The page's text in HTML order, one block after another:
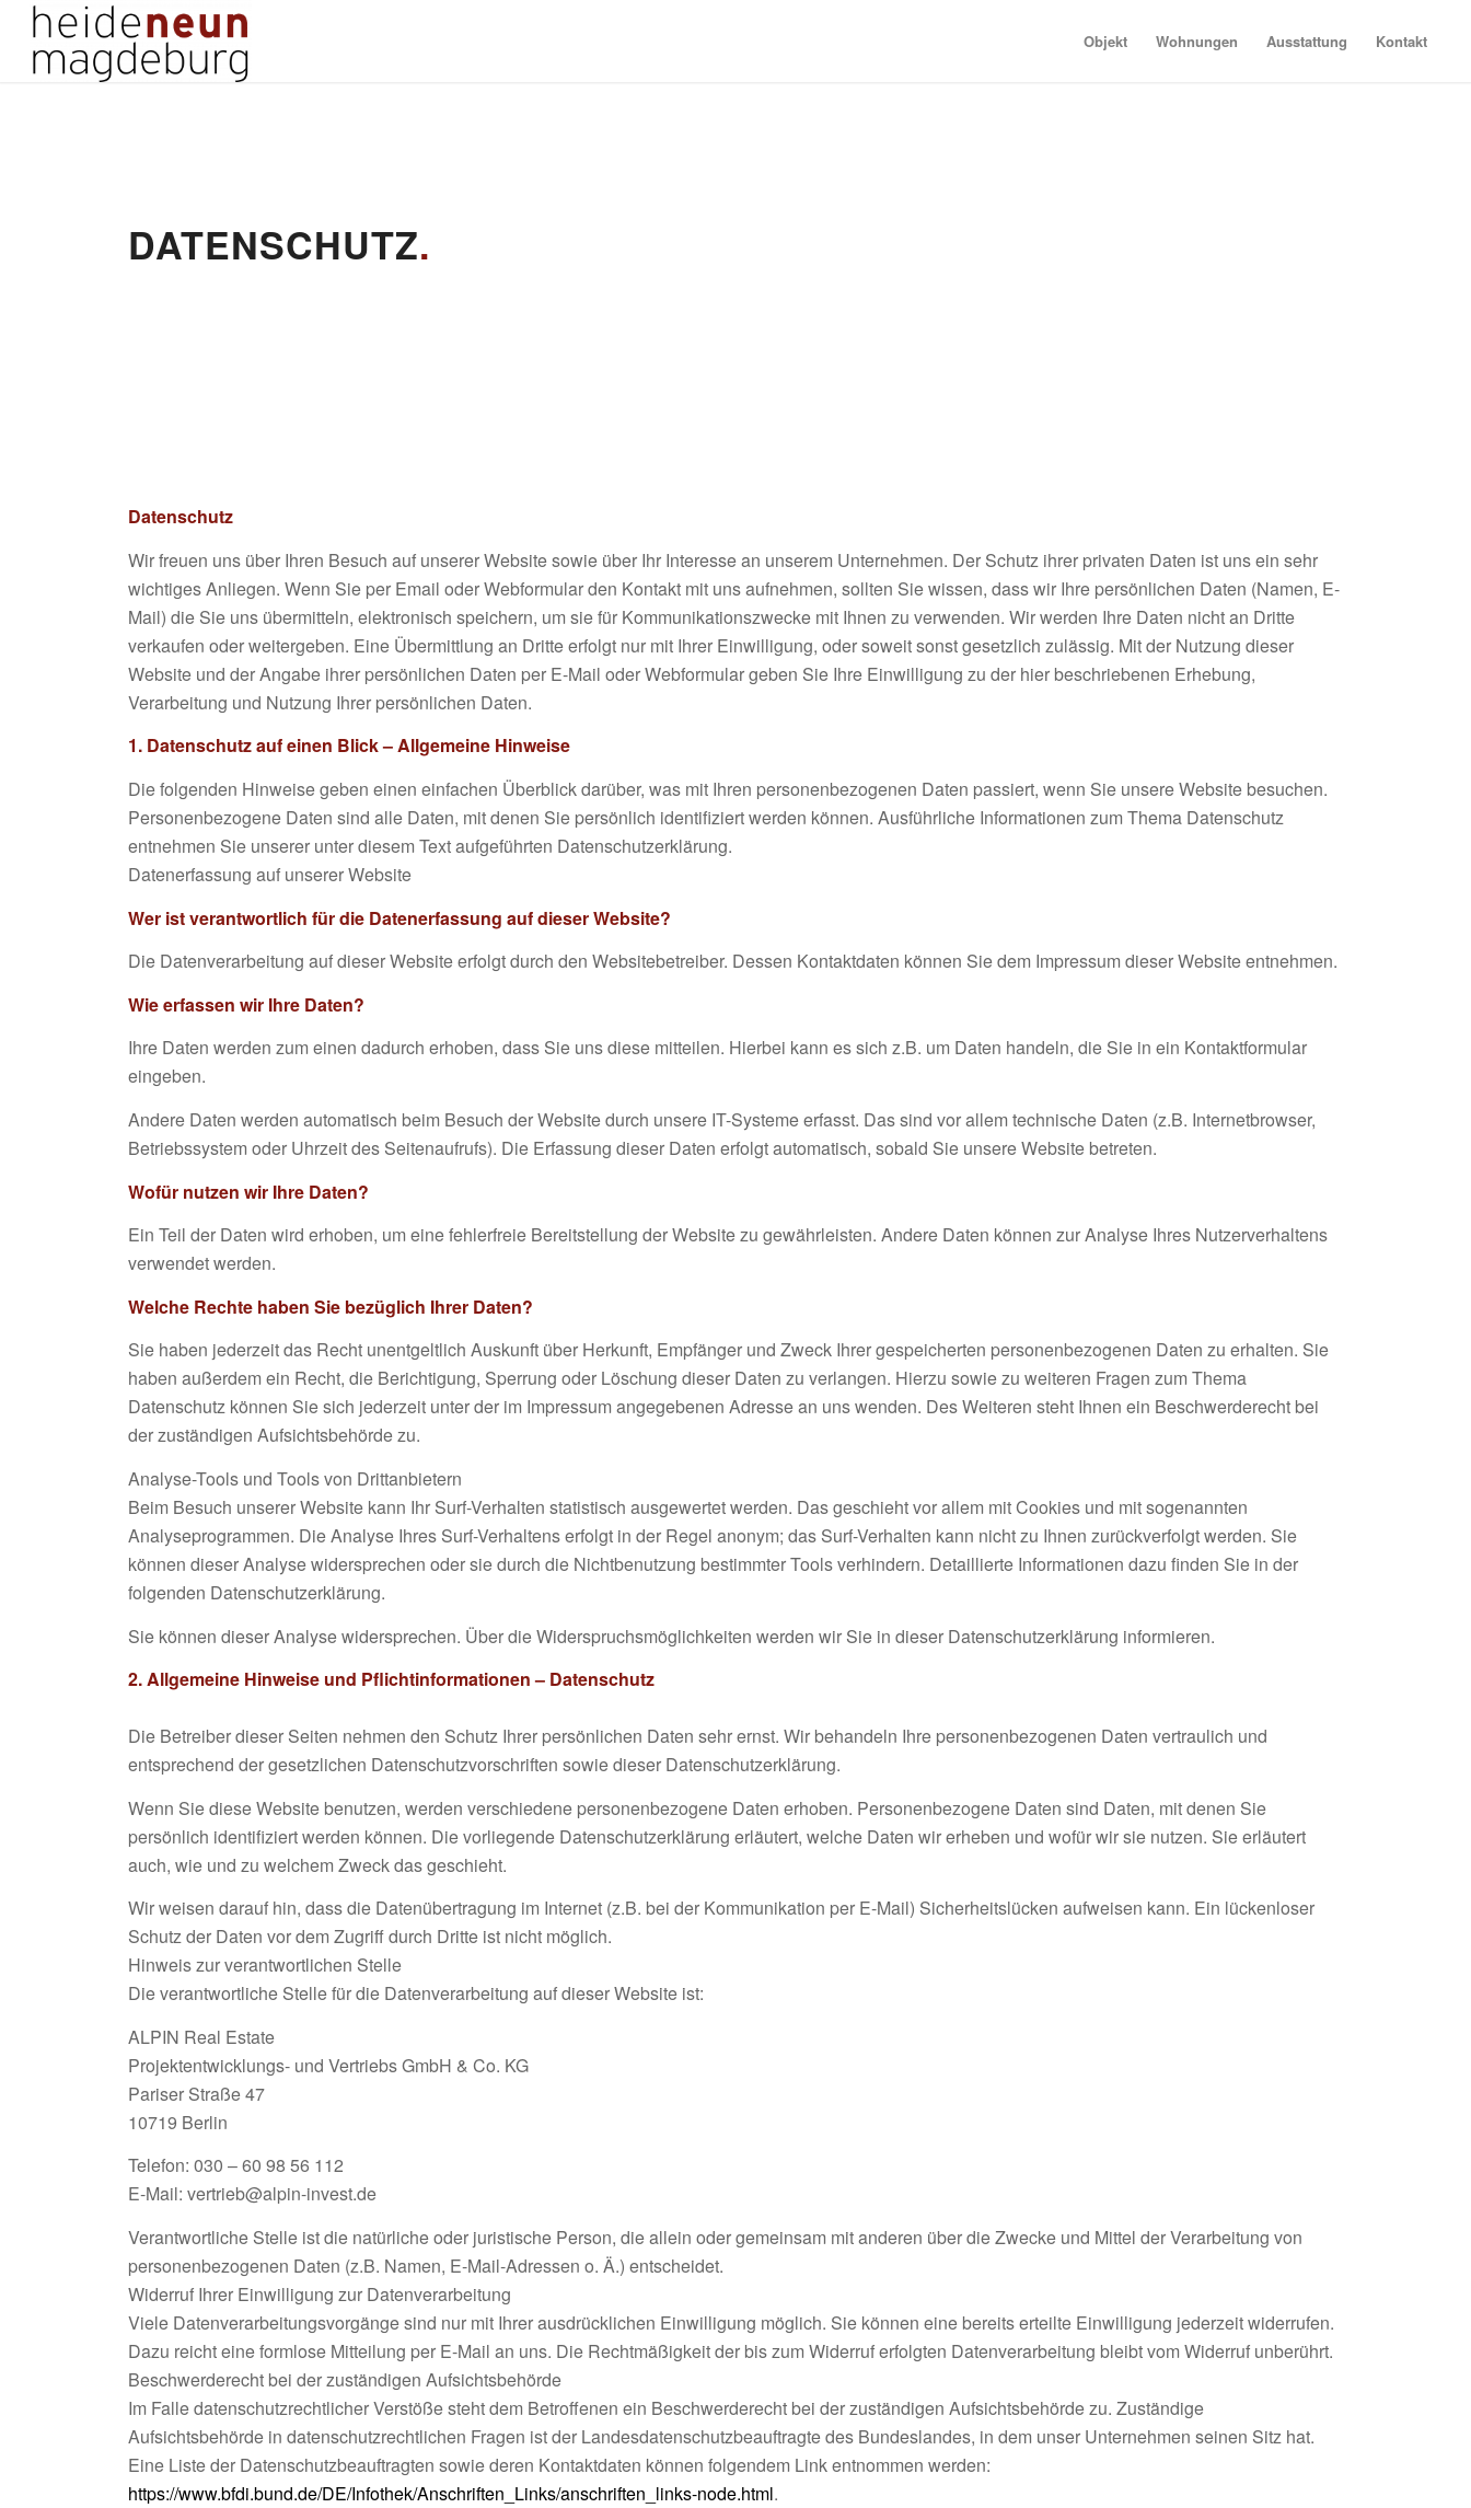
Objekt Wohnungen Ausstattung Kontakt
DATENSCHUTZ.
Datenschutz
Wir freuen uns über Ihren Besuch auf unserer Website sowie über Ihr Interesse an unserem Unternehmen. Der Schutz ihrer privaten Daten ist uns ein sehr
wichtiges Anliegen. Wenn Sie per Email oder Webformular den Kontakt mit uns aufnehmen, sollten Sie wissen, dass wir Ihre persönlichen Daten (Namen, E-
Mail) die Sie uns übermitteln, elektronisch speichern, um sie für Kommunikationszwecke mit Ihnen zu verwenden. Wir werden Ihre Daten nicht an Dritte
verkaufen oder weitergeben. Eine Übermittlung an Dritte erfolgt nur mit Ihrer Einwilligung, oder soweit sonst gesetzlich zulässig. Mit der Nutzung dieser
Website und der Angabe ihrer persönlichen Daten per E-Mail oder Webformular geben Sie Ihre Einwilligung zu der hier beschriebenen Erhebung,
Verarbeitung und Nutzung Ihrer persönlichen Daten.
1. Datenschutz auf einen Blick – Allgemeine Hinweise
Die folgenden Hinweise geben einen einfachen Überblick darüber, was mit Ihren personenbezogenen Daten passiert, wenn Sie unsere Website besuchen.
Personenbezogene Daten sind alle Daten, mit denen Sie persönlich identifiziert werden können. Ausführliche Informationen zum Thema Datenschutz
entnehmen Sie unserer unter diesem Text aufgeführten Datenschutzerklärung.
Datenerfassung auf unserer Website
Wer ist verantwortlich für die Datenerfassung auf dieser Website?
Die Datenverarbeitung auf dieser Website erfolgt durch den Websitebetreiber. Dessen Kontaktdaten können Sie dem Impressum dieser Website entnehmen.
Wie erfassen wir Ihre Daten?
Ihre Daten werden zum einen dadurch erhoben, dass Sie uns diese mitteilen. Hierbei kann es sich z.B. um Daten handeln, die Sie in ein Kontaktformular
eingeben.
Andere Daten werden automatisch beim Besuch der Website durch unsere IT-Systeme erfasst. Das sind vor allem technische Daten (z.B. Internetbrowser,
Betriebssystem oder Uhrzeit des Seitenaufrufs). Die Erfassung dieser Daten erfolgt automatisch, sobald Sie unsere Website betreten.
Wofür nutzen wir Ihre Daten?
Ein Teil der Daten wird erhoben, um eine fehlerfreie Bereitstellung der Website zu gewährleisten. Andere Daten können zur Analyse Ihres Nutzerverhaltens
verwendet werden.
Welche Rechte haben Sie bezüglich Ihrer Daten?
Sie haben jederzeit das Recht unentgeltlich Auskunft über Herkunft, Empfänger und Zweck Ihrer gespeicherten personenbezogenen Daten zu erhalten. Sie
haben außerdem ein Recht, die Berichtigung, Sperrung oder Löschung dieser Daten zu verlangen. Hierzu sowie zu weiteren Fragen zum Thema
Datenschutz können Sie sich jederzeit unter der im Impressum angegebenen Adresse an uns wenden. Des Weiteren steht Ihnen ein Beschwerderecht bei
der zuständigen Aufsichtsbehörde zu.
Analyse-Tools und Tools von Drittanbietern
Beim Besuch unserer Website kann Ihr Surf-Verhalten statistisch ausgewertet werden. Das geschieht vor allem mit Cookies und mit sogenannten
Analyseprogrammen. Die Analyse Ihres Surf-Verhaltens erfolgt in der Regel anonym; das Surf-Verhalten kann nicht zu Ihnen zurückverfolgt werden. Sie
können dieser Analyse widersprechen oder sie durch die Nichtbenutzung bestimmter Tools verhindern. Detaillierte Informationen dazu finden Sie in der
folgenden Datenschutzerklärung.
Sie können dieser Analyse widersprechen. Über die Widerspruchsmöglichkeiten werden wir Sie in dieser Datenschutzerklärung informieren.
2. Allgemeine Hinweise und Pflichtinformationen – Datenschutz
Die Betreiber dieser Seiten nehmen den Schutz Ihrer persönlichen Daten sehr ernst. Wir behandeln Ihre personenbezogenen Daten vertraulich und
entsprechend der gesetzlichen Datenschutzvorschriften sowie dieser Datenschutzerklärung.
Wenn Sie diese Website benutzen, werden verschiedene personenbezogene Daten erhoben. Personenbezogene Daten sind Daten, mit denen Sie
persönlich identifiziert werden können. Die vorliegende Datenschutzerklärung erläutert, welche Daten wir erheben und wofür wir sie nutzen. Sie erläutert
auch, wie und zu welchem Zweck das geschieht.
Wir weisen darauf hin, dass die Datenübertragung im Internet (z.B. bei der Kommunikation per E-Mail) Sicherheitslücken aufweisen kann. Ein lückenloser
Schutz der Daten vor dem Zugriff durch Dritte ist nicht möglich.
Hinweis zur verantwortlichen Stelle
Die verantwortliche Stelle für die Datenverarbeitung auf dieser Website ist:
ALPIN Real Estate
Projektentwicklungs- und Vertriebs GmbH & Co. KG
Pariser Straße 47
10719 Berlin
Telefon: 030 – 60 98 56 112
E-Mail: vertrieb@alpin-invest.de
Verantwortliche Stelle ist die natürliche oder juristische Person, die allein oder gemeinsam mit anderen über die Zwecke und Mittel der Verarbeitung von
personenbezogenen Daten (z.B. Namen, E-Mail-Adressen o. Ä.) entscheidet.
Widerruf Ihrer Einwilligung zur Datenverarbeitung
Viele Datenverarbeitungsvorgänge sind nur mit Ihrer ausdrücklichen Einwilligung möglich. Sie können eine bereits erteilte Einwilligung jederzeit widerrufen.
Dazu reicht eine formlose Mitteilung per E-Mail an uns. Die Rechtmäßigkeit der bis zum Widerruf erfolgten Datenverarbeitung bleibt vom Widerruf unberührt.
Beschwerderecht bei der zuständigen Aufsichtsbehörde
Im Falle datenschutzrechtlicher Verstöße steht dem Betroffenen ein Beschwerderecht bei der zuständigen Aufsichtsbehörde zu. Zuständige
Aufsichtsbehörde in datenschutzrechtlichen Fragen ist der Landesdatenschutzbeauftragte des Bundeslandes, in dem unser Unternehmen seinen Sitz hat.
Eine Liste der Datenschutzbeauftragten sowie deren Kontaktdaten können folgendem Link entnommen werden:
https://www.bfdi.bund.de/DE/Infothek/Anschriften_Links/anschriften_links-node.html.